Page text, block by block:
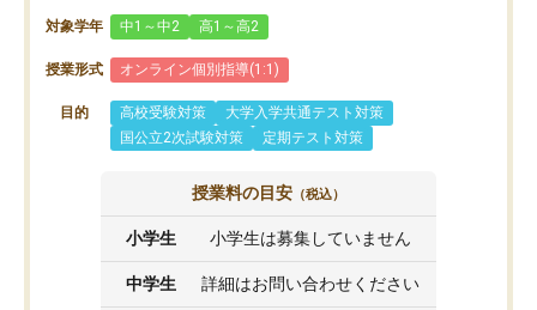
対象学年 中1～中2 高1～高2
授業形式 オンライン個別指導(1:1)
目的 高校受験対策
大学入学共通テスト対策
国公立2次試験対策
定期テスト対策
授業料の目安 （税込）
小学生 小学生は募集していません
中学生 詳細はお問い合わせください